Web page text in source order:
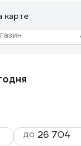
карте
до